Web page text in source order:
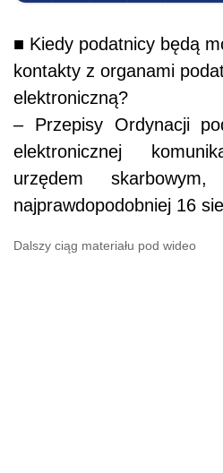
■ Kiedy podatnicy będą
kontakty z organami
elektroniczną?
– Przepisy Ordynacji
elektronicznej
urzędem
najprawdopodobniej 16
Dalszy ciąg materiału pod wideo